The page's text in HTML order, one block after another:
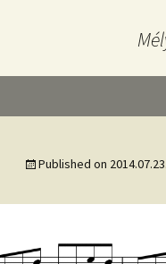
Published on 2014.07.23.